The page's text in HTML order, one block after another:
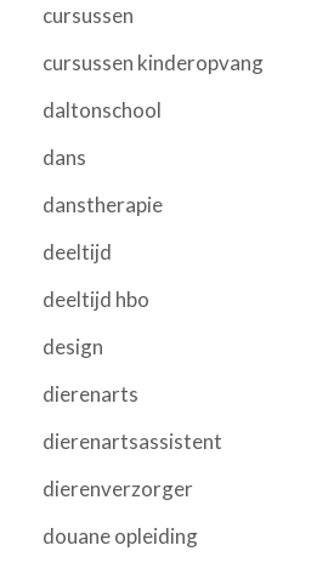
cursussen
cursussen kinderopvang
daltonschool
dans
danstherapie
deeltijd
deeltijd hbo
design
dierenarts
dierenartsassistent
dierenverzorger
douane opleiding